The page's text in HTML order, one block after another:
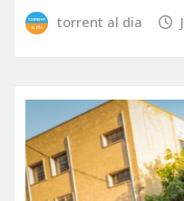
torrent al dia